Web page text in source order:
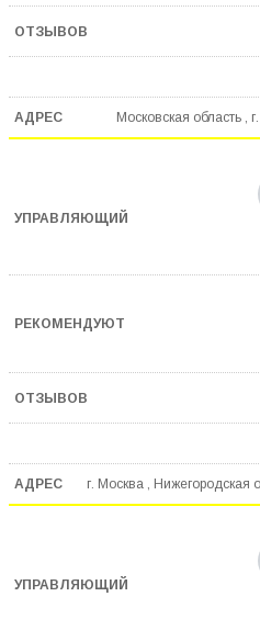
Московская область ,
г. Москва , Нижегородская